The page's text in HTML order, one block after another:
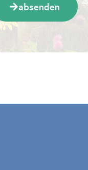
absenden